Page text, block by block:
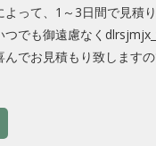
よって、1～3日間で見積
つでも御遠慮なく
んでお見積もり致します